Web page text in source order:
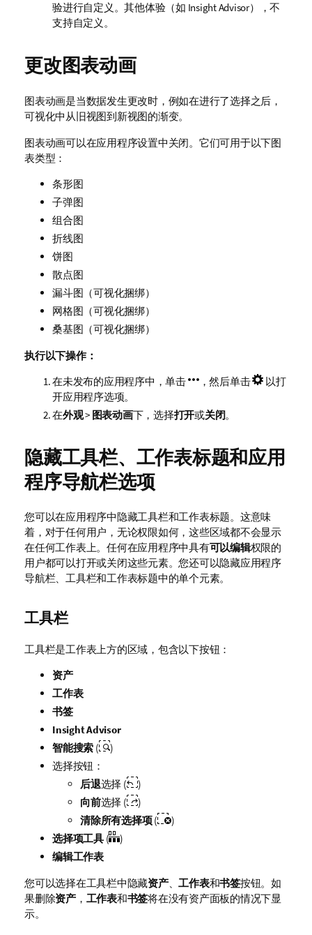
验进行自定义。其他体验（如 Insight Advisor），不
支持自定义。
更改图表动画
图表动画是当数据发生更改时，例如在进行了选择之后，
可视化中从旧视图到新视图的渐变。
图表动画可以在应用程序设置中关闭。它们可用于以下图
表类型：
条形图
子弹图
组合图
折线图
饼图
散点图
漏斗图（可视化捆绑）
网格图（可视化捆绑）
桑基图（可视化捆绑）
执行以下操作：
在未发布的应用程序中，单击
，然后单击
以打
开应用程序选项。
在外观> 图表动画下，选择打开或关闭。
隐藏工具栏、工作表标题和应用
程序导航栏选项
您可以在应用程序中隐藏工具栏和工作表标题。这意味
着，对于任何用户，无论权限如何，这些区域都不会显示
在任何工作表上。任何在应用程序中具有可以编辑权限的
用户都可以打开或关闭这些元素。您还可以隐藏应用程序
导航栏、工具栏和工作表标题中的单个元素。
工具栏
工具栏是工作表上方的区域，包含以下按钮：
资产
工作表
书签
Insight Advisor
智能搜索 (
)
选择按钮：
后退选择 (
)
向前选择 (
)
清除所有选择项(
)
选择项工具(
)
编辑工作表
您可以选择在工具栏中隐藏资产、工作表和书签按钮。如
果删除资产， 工作表和书签将在没有资产面板的情况下显
示。